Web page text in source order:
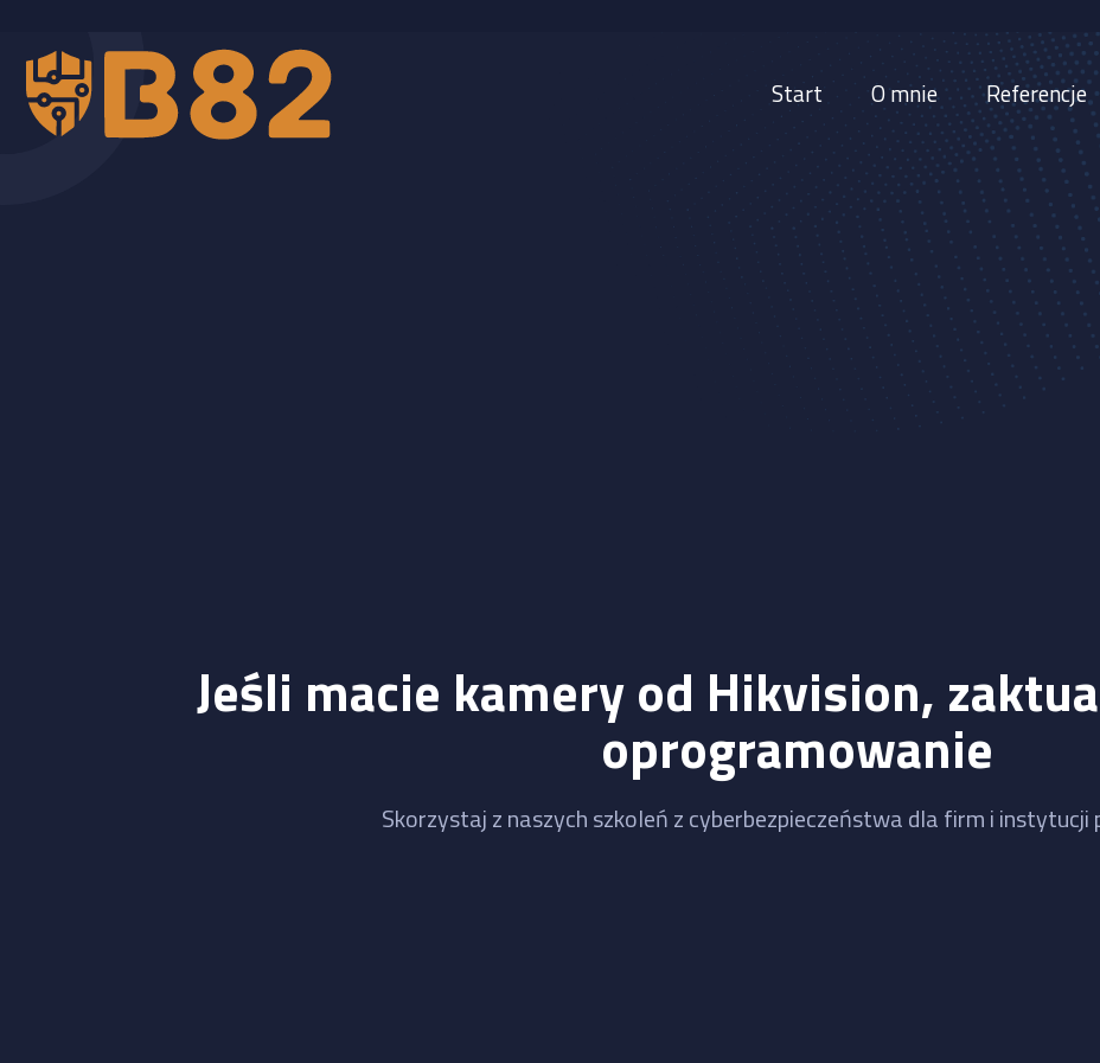
Start O mnie Referencje
Jeśli macie kamery od Hikvision,
oprogramowanie
Skorzystaj z naszych szkoleń z cyberbezpieczeństwa dla firm i instytucji